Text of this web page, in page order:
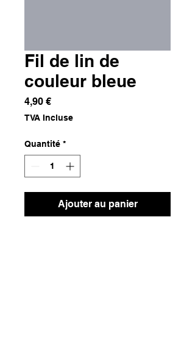
Fil de lin de
couleur bleue
4,90 €Prix
TVA Incluse
Quantité *
Ajouter au panier